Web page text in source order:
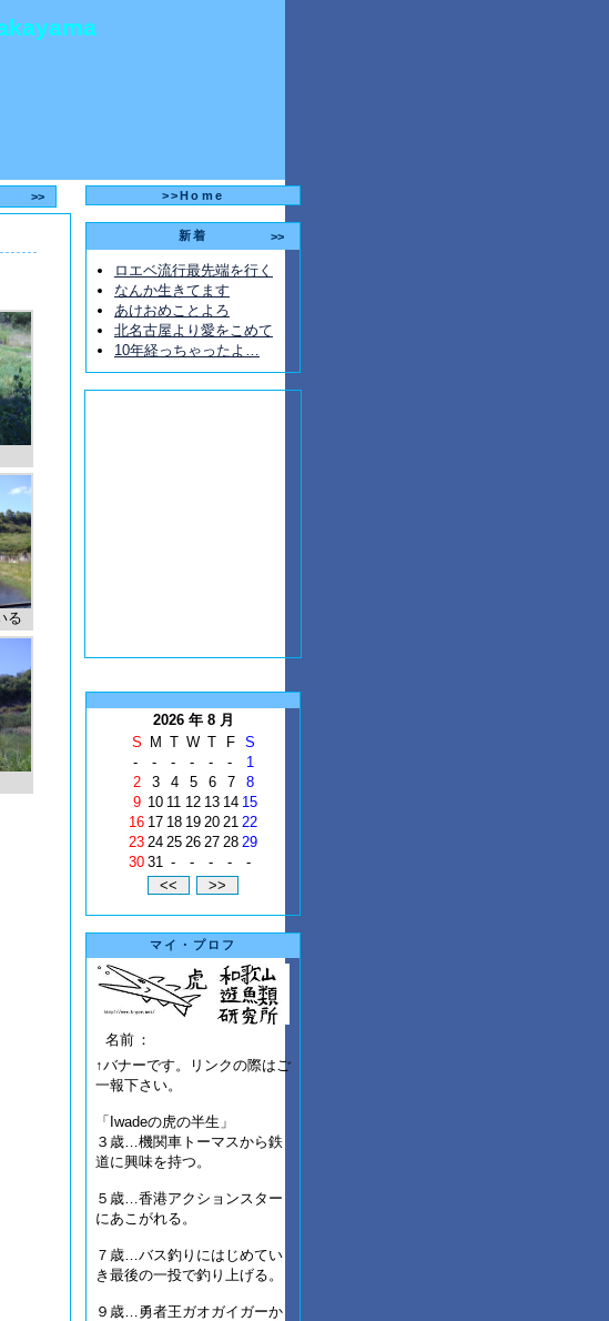
>>
る
>>Home
新着 >>
ロエベ流行最先端を行く
なんか生きてます
あけおめことよろ
北名古屋より愛をこめて
10年経っちゃったよ…
2026 年 8 月
S
M T W T F S
-
- - - - -
1
2
3 4 5 6 7
8
9 10 11 12 13 14 15
16 17 18 19 20 21 22
23 24 25 26 27 28 29
30 31 - - - - -
マイ・プロフ
名前 ：
↑バナーです。リンクの際はご
一報下さい。
「Iwadeの虎の半生」
３歳…機関車トーマスから鉄
道に興味を持つ。
５歳…香港アクションスター
にあこがれる。
７歳…バス釣りにはじめてい
き最後の一投で釣り上げる。
９歳…勇者王ガオガイガーか